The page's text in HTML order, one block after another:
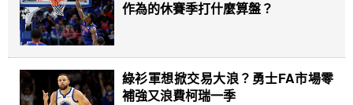
作為的休賽季打什麼算盤？
綠衫軍想掀交易大浪？勇士FA市場零
補強又浪費柯瑞一季